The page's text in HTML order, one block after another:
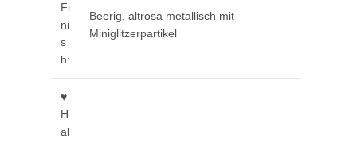
Fi
ni
s
h:
Beerig, altrosa metallisch mit
Miniglitzerpartikel
♥
H
al